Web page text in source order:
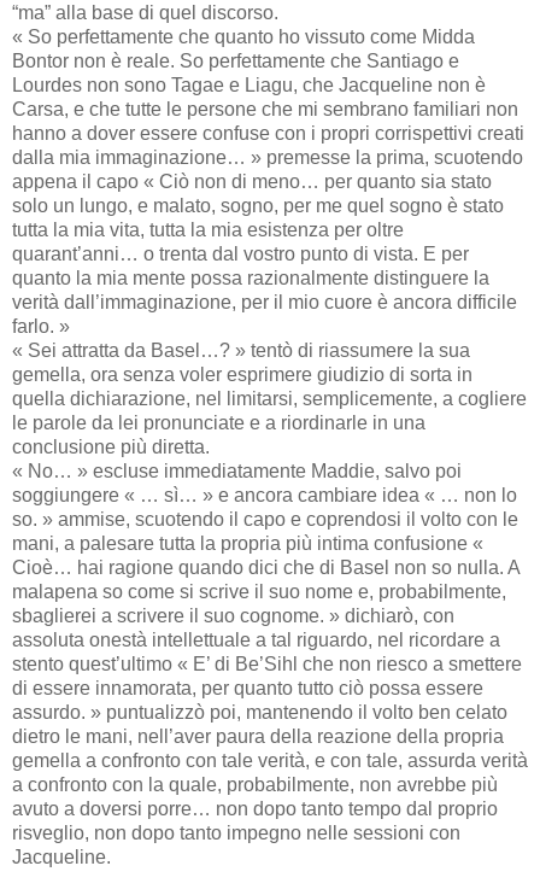
“ma” alla base di quel discorso.
« So perfettamente che quanto ho vissuto come Midda
Bontor non è reale. So perfettamente che Santiago e
Lourdes non sono Tagae e Liagu, che Jacqueline non è
Carsa, e che tutte le persone che mi sembrano familiari non
hanno a dover essere confuse con i propri corrispettivi creati
dalla mia immaginazione… » premesse la prima, scuotendo
appena il capo « Ciò non di meno… per quanto sia stato
solo un lungo, e malato, sogno, per me quel sogno è stato
tutta la mia vita, tutta la mia esistenza per oltre
quarant’anni… o trenta dal vostro punto di vista. E per
quanto la mia mente possa razionalmente distinguere la
verità dall’immaginazione, per il mio cuore è ancora difficile
farlo. »
« Sei attratta da Basel…? » tentò di riassumere la sua
gemella, ora senza voler esprimere giudizio di sorta in
quella dichiarazione, nel limitarsi, semplicemente, a cogliere
le parole da lei pronunciate e a riordinarle in una
conclusione più diretta.
« No… » escluse immediatamente Maddie, salvo poi
soggiungere « … sì… » e ancora cambiare idea « … non lo
so. » ammise, scuotendo il capo e coprendosi il volto con le
mani, a palesare tutta la propria più intima confusione «
Cioè… hai ragione quando dici che di Basel non so nulla. A
malapena so come si scrive il suo nome e, probabilmente,
sbaglierei a scrivere il suo cognome. » dichiarò, con
assoluta onestà intellettuale a tal riguardo, nel ricordare a
stento quest’ultimo « E’ di Be’Sihl che non riesco a smettere
di essere innamorata, per quanto tutto ciò possa essere
assurdo. » puntualizzò poi, mantenendo il volto ben celato
dietro le mani, nell’aver paura della reazione della propria
gemella a confronto con tale verità, e con tale, assurda verità
a confronto con la quale, probabilmente, non avrebbe più
avuto a doversi porre… non dopo tanto tempo dal proprio
risveglio, non dopo tanto impegno nelle sessioni con
Jacqueline.